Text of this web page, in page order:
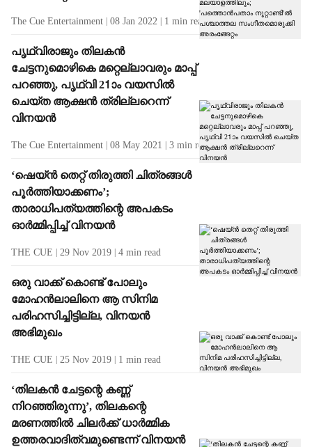
The Cue Entertainment 08 Jan 2022 1 min read
പൃഥ്വിരാജും തിലകന്‍
ചേട്ടനുമൊഴികെ മറ്റെല്ലാവരും മാപ്പ്
പറഞ്ഞു, പൃഥ്വി 21ാം വയസില്‍
ചെയ്ത ആക്ഷന്‍ ത്രില്ലറെന്ന്
വിനയന്‍
The Cue Entertainment 08 May 2021 3 min read
‘ഷെയ്ന്‍ തെറ്റ് തിരുത്തി ചിത്രങ്ങള്‍
പൂര്‍ത്തിയാക്കണം’;
താരാധിപത്യത്തിന്റെ അപകടം
ഓര്‍മ്മിപ്പിച്ച് വിനയന്‍
THE CUE 29 Nov 2019 4 min read
ഒരു വാക്ക് കൊണ്ട് പോലും
മോഹന്‍ലാലിനെ ആ സിനിമ
പരിഹസിച്ചിട്ടില്ല, വിനയന്‍
അഭിമുഖം
THE CUE 25 Nov 2019 1 min read
‘തിലകന്‍ ചേട്ടന്റെ കണ്ണ്
നിറഞ്ഞിരുന്നു’, തിലകന്റെ
മരണത്തില്‍ ചിലര്‍ക്ക് ധാര്‍മ്മിക
ഉത്തരവാദിത്വമുണ്ടെന്ന് വിനയന്‍